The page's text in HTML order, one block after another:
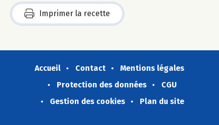
Imprimer la recette
Accueil Contact
Mentions légales
Protection des données
CGU
Gestion des cookies
Plan du site